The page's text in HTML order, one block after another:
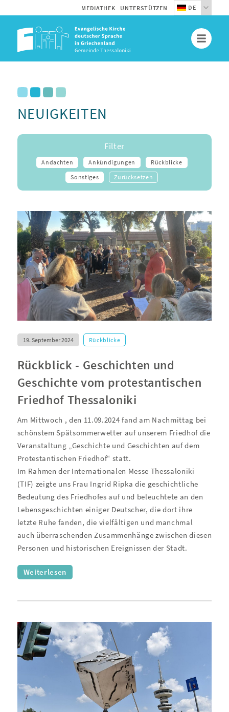
MEDIATHEK UNTERSTÜTZEN DE
NEUIGKEITEN
Filter
Andachten Ankündigungen
Rückblicke
Sonstiges
Zurücksetzen
19. September 2024 Rückblicke
Rückblick - Geschichten und
Geschichte vom protestantischen
Friedhof Thessaloniki
Am Mittwoch , den 11.09.2024 fand am Nachmittag bei
schönstem Spätsommerwetter auf unserem Friedhof die
Veranstaltung „Geschichte und Geschichten auf dem
Protestantischen Friedhof“ statt.
Im Rahmen der Internationalen Messe Thessaloniki
(TIF) zeigte uns Frau Ingrid Ripka die geschichtliche
Bedeutung des Friedhofes auf und beleuchtete an den
Lebensgeschichten einiger Deutscher, die dort ihre
letzte Ruhe fanden, die vielfältigen und manchmal
auch überraschenden Zusammenhänge zwischen diesen
Personen und historischen Ereignissen der Stadt.
Weiterlesen